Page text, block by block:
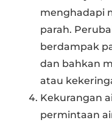
menghadapi
parah.
berdampak
dan bahkan
atau
Kekurangan
permintaan